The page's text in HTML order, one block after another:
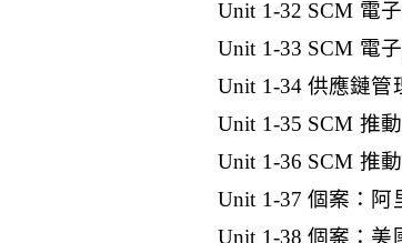
Unit 1-32 SCM 電
Unit 1-33 SCM 電
Unit 1-34 供應鏈管
Unit 1-35 SCM 推
Unit 1-36 SCM 推
Unit 1-37 個案：阿
Unit 1-38 個案：美